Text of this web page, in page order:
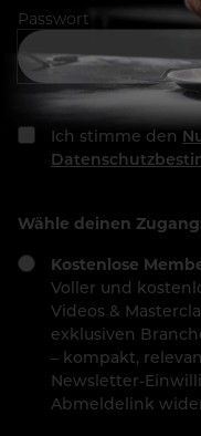
Passwort
Ich stimme den
Wähle deinen
Kostenlose
Voller und
Videos &
exklusiven
– kompakt,
Newsletter-
Abmeldelink